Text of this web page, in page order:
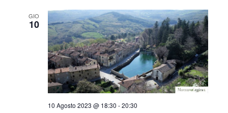
GIO
10
10 Agosto 2023 @ 18:30 -20:30